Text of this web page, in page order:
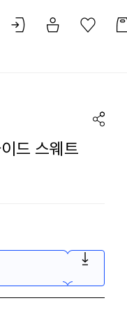
드 스웨트